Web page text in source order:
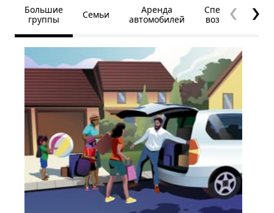
Большие
группы
Семьи
Аренда
автомобилей
Специальные
возможности